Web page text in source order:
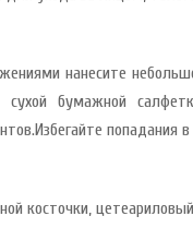
нанесите
бумажной
попадания в
косточки,